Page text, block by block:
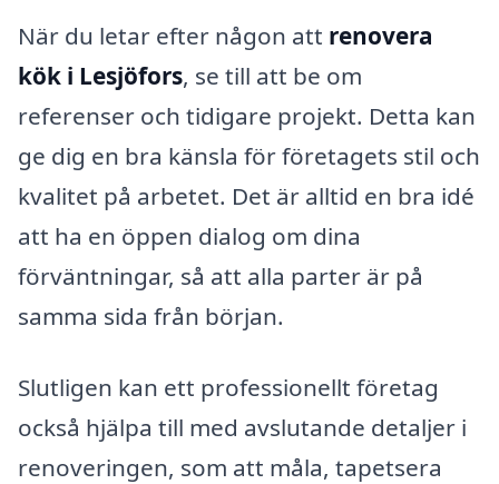
När du letar efter någon att renovera
kök i Lesjöfors, se till att be om
referenser och tidigare projekt. Detta kan
ge dig en bra känsla för företagets stil och
kvalitet på arbetet. Det är alltid en bra idé
att ha en öppen dialog om dina
förväntningar, så att alla parter är på
samma sida från början.
Slutligen kan ett professionellt företag
också hjälpa till med avslutande detaljer i
renoveringen, som att måla, tapetsera